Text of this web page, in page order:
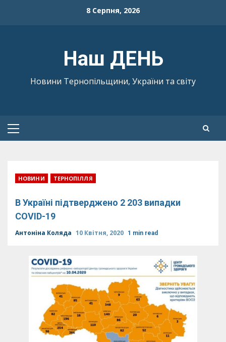
8 Серпня, 2026
Наш ДЕНЬ
Новини Тернопільщини, України та світу
Primary
НОВИНИ ТЕРНОПІЛЛЯ
В Україні підтверджено 2 203 випадки
COVID-19
Антоніна Коляда 10 Квітня, 2020 1 min read